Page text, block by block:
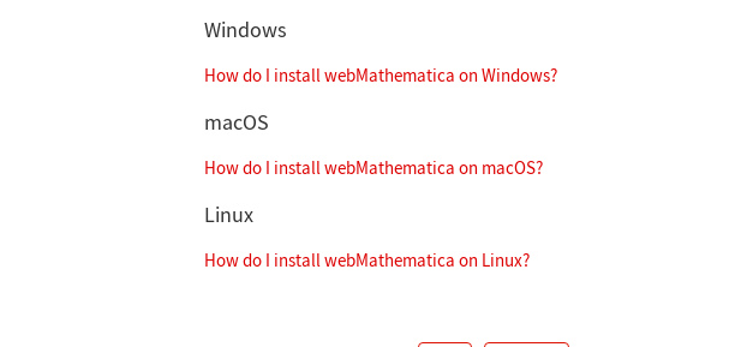
Windows
How do I install webMathematica on Windows?
macOS
How do I install webMathematica on macOS?
Linux
How do I install webMathematica on Linux?